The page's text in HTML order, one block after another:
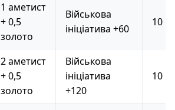
1 аметист
+ 0,5
золото
Військова
ініціатива +60
10
2 аметист
+ 0,5
золото
Військова
ініціатива
+120
10